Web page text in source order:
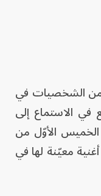
من الشخصيات في
في الاستماع إلى
الخميس الأوّل من
معيّنة لها في